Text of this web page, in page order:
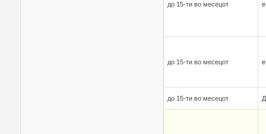
до 15-ти во месецот
до 15-ти во месецот
до 15-ти во месецот